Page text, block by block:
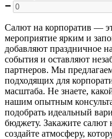
Салют на корпоратив —
мероприятие ярким и
добавляют праздничное
события и оставляют
партнеров. Мы
подходящих для
масштаба. Не знаете,
нашим опытным
подобрать идеальный
бюджету. Закажите салют
создайте атмосферу,